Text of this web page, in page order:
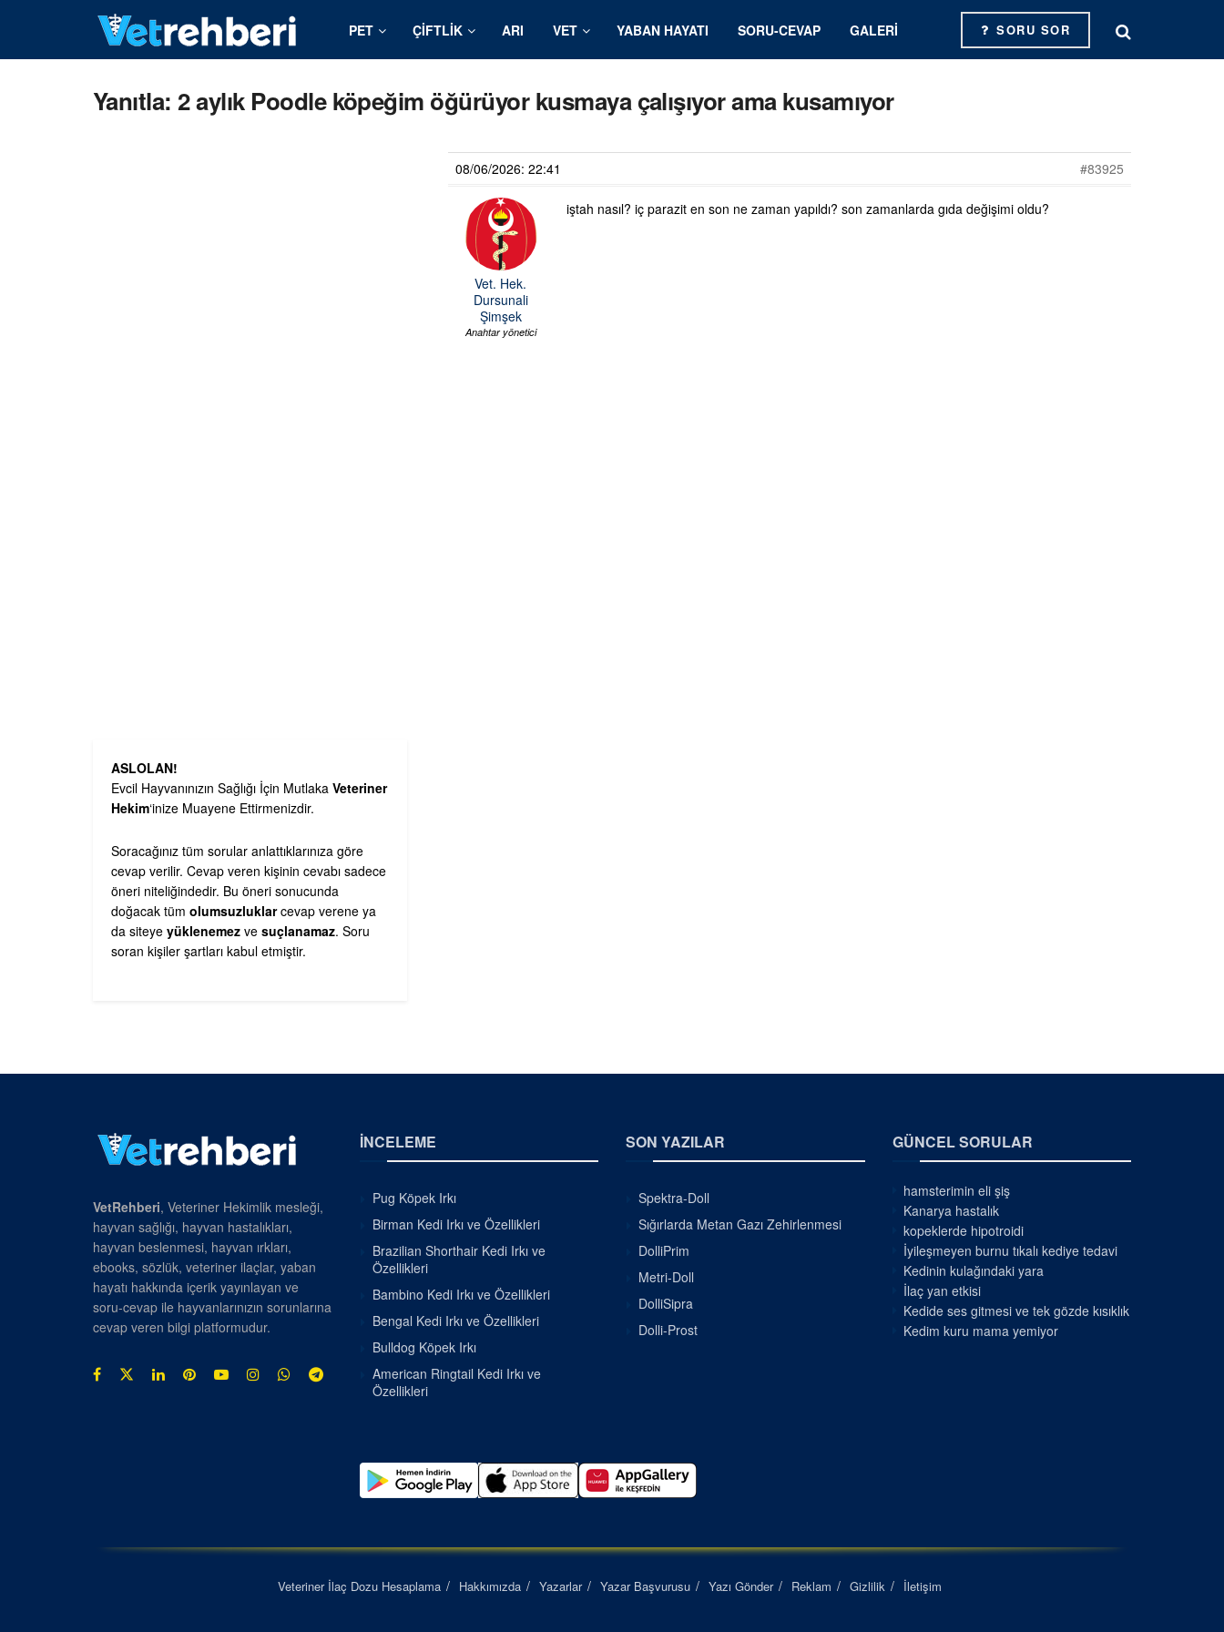
PET ÇIFTLIK ARI VET YABAN HAYATI SORU-CEVAP GALERI SORU SOR
Yanıtla: 2 aylık Poodle köpeğim öğürüyor kusmaya çalışıyor ama kusamıyor
08/06/2026: 22:41 #83925
Vet. Hek.
Dursunali
Şimşek
Anahtar yönetici
iştah nasıl? iç parazit en son ne zaman yapıldı? son zamanlarda gıda değişimi oldu?
ASLOLAN!
Evcil Hayvanınızın Sağlığı İçin Mutlaka Veteriner
Hekim‘inize Muayene Ettirmenizdir.
Soracağınız tüm sorular anlattıklarınıza göre
cevap verilir. Cevap veren kişinin cevabı sadece
öneri niteliğindedir. Bu öneri sonucunda
doğacak tüm olumsuzluklarcevap verene ya
da siteye yüklenemez ve suçlanamaz. Soru
soran kişiler şartları kabul etmiştir.
VetRehberi, Veteriner Hekimlik mesleği,
hayvan sağlığı, hayvan hastalıkları,
hayvan beslenmesi, hayvan ırkları,
ebooks, sözlük, veteriner ilaçlar, yaban
hayatı hakkında içerik yayınlayan ve
soru-cevap ile hayvanlarınızın sorunlarına
cevap veren bilgi platformudur.
İNCELEME
Pug Köpek Irkı
Birman Kedi Irkı ve Özellikleri
Brazilian Shorthair Kedi Irkı ve
Özellikleri
Bambino Kedi Irkı ve Özellikleri
Bengal Kedi Irkı ve Özellikleri
Bulldog Köpek Irkı
American Ringtail Kedi Irkı ve
Özellikleri
SON YAZILAR
Spektra-Doll
Sığırlarda Metan Gazı Zehirlenmesi
DolliPrim
Metri-Doll
DolliSipra
Dolli-Prost
GÜNCEL SORULAR
hamsterimin eli şiş
Kanarya hastalık
kopeklerde hipotroidi
İyileşmeyen burnu tıkalı kediye tedavi
Kedinin kulağındaki yara
İlaç yan etkisi
Kedide ses gitmesi ve tek gözde kısıklık
Kedim kuru mama yemiyor
Veteriner İlaç Dozu Hesaplama Hakkımızda Yazarlar Yazar Başvurusu Yazı Gönder Reklam Gizlilik İletişim